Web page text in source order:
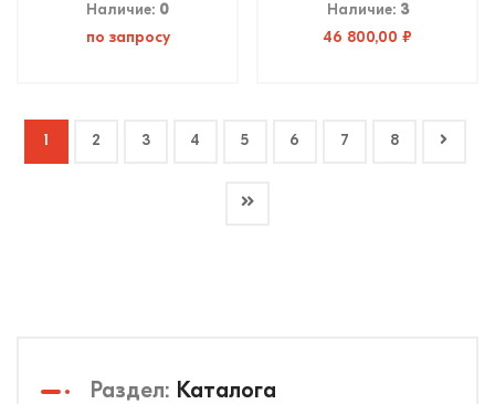
Наличие: 0
по запросу
Наличие: 3
46 800,00 ₽
1 2 3 4 5 6 7 8
Раздел: Каталога